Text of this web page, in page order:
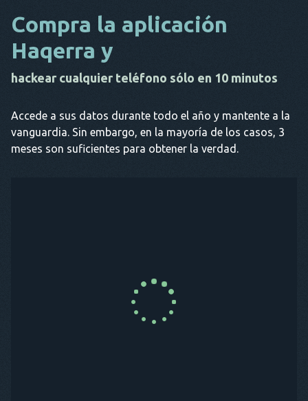
Compra la aplicación
Haqerra y
hackear cualquier teléfono sólo en 10 minutos
Accede a sus datos durante todo el año y mantente a la
vanguardia. Sin embargo, en la mayoría de los casos, 3
meses son suficientes para obtener la verdad.
COMPRA AHORA